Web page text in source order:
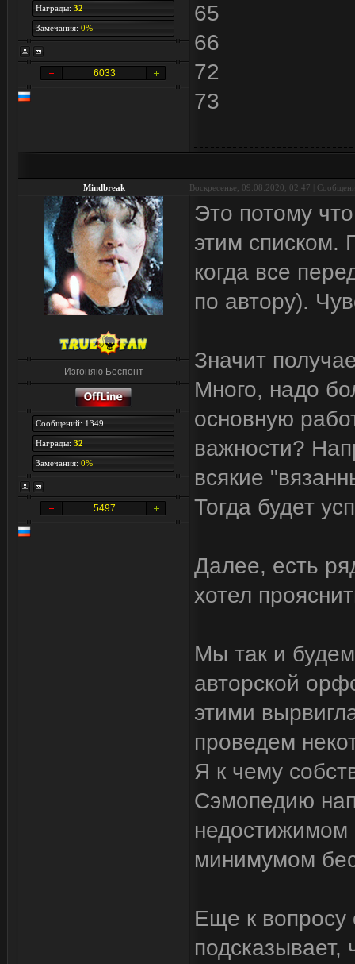
Награды: 32
Замечания: 0%
6033
65
66
72
73
Mindbreak Воскресенье, 09.08.2020, 02:47 |
Изгоняю Беспонт
Сообщений: 1349
Награды: 32
Замечания: 0%
5497
Это потому
этим списком.
когда все
по автору).
Значит
Много, надо
основную
важности?
всякие
Тогда будет
Далее, есть
хотел
Мы так и
авторской
этими
проведем
Я к чему
Сэмопедию
недостижимом
минимумом
Еще к вопросу
подсказывает,